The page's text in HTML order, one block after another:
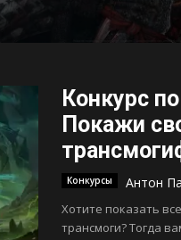
Конкурс
Покажи
Конкурсы Антон
Хотите показать
трансмоги? Тогда